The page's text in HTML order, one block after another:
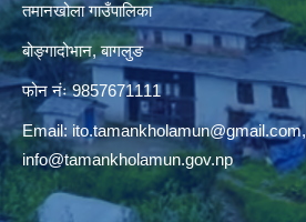
तमानखोला गाउँपालिका
बोङ्गादोभान, बागलुङ
फोन नंः 9857671111
Email: ito.tamankholamun@gmail.com,
info@tamankholamun.gov.np